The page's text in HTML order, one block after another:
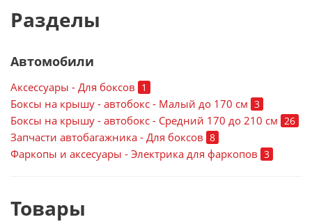
Разделы
Автомобили
Аксессуары - Для боксов 1
Боксы на крышу - автобокс - Малый до 170 см 3
Боксы на крышу - автобокс - Средний 170 до 210 см 26
Запчасти автобагажника - Для боксов 8
Фаркопы и аксесуары - Электрика для фаркопов 3
Товары